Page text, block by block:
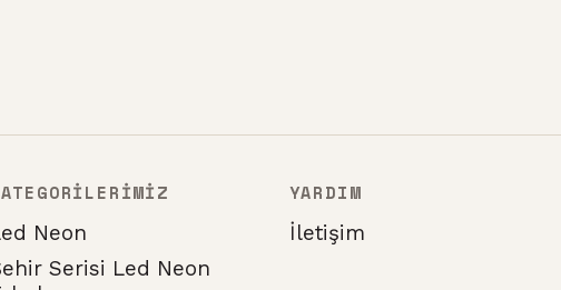
Neon
Serisi Led Neon
YARDIM
İletişim